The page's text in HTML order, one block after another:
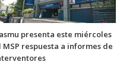
presenta este miércoles
MSP respuesta a informes de